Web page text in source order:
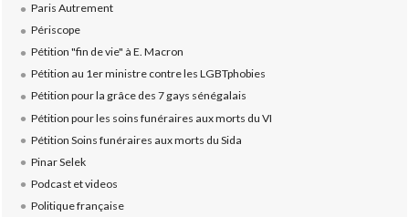
Paris Autrement
Périscope
Pétition "fin de vie" à E. Macron
Pétition au 1er ministre contre les LGBTphobies
Pétition pour la grâce des 7 gays sénégalais
Pétition pour les soins funéraires aux morts du VI
Pétition Soins funéraires aux morts du Sida
Pinar Selek
Podcast et videos
Politique française